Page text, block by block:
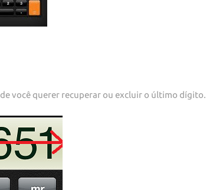
você querer recuperar ou excluir o último dígito.